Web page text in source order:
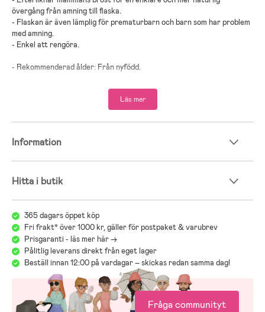
övergång från amning till flaska.
- Flaskan är även lämplig för prematurbarn och barn som har problem
med amning.
- Enkel att rengöra.
- Rekommenderad ålder: Från nyfödd.
Läs mer
Information
Hitta i butik
365 dagars öppet köp
Fri frakt* över 1000 kr, gäller för postpaket & varubrev
Prisgaranti - läs mer här ->
Pålitlig leverans direkt från eget lager
Beställ innan 12:00 på vardagar – skickas redan samma dag!
Fråga communityt